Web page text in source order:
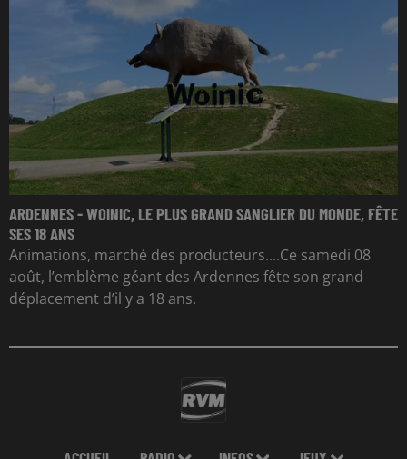
ARDENNES - WOINIC, LE PLUS GRAND SANGLIER DU MONDE, FÊTE
SES 18 ANS
Animations, marché des producteurs....Ce samedi 08
août, l’emblème géant des Ardennes fête son grand
déplacement d’il y a 18 ans.